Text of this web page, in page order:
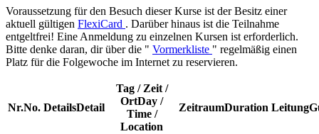
Voraussetzung für den Besuch dieser Kurse ist der Besitz einer
aktuell gültigen FlexiCard . Darüber hinaus ist die Teilnahme
entgeltfrei! Eine Anmeldung zu einzelnen Kursen ist erforderlich.
Bitte denke daran, dir über die " Vormerkliste " regelmäßig einen
Platz für die Folgewoche im Internet zu reservieren.
Nr.No. DetailsDetail
Tag / Zeit /
OrtDay /
Time /
Location
ZeitraumDuration Leitung